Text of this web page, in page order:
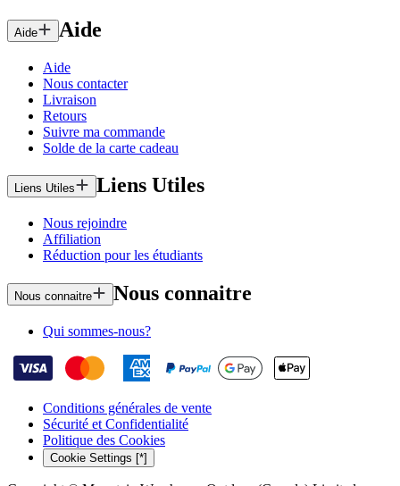
Aide Aide
Aide
Nous contacter
Livraison
Retours
Suivre ma commande
Solde de la carte cadeau
Liens Utiles Liens Utiles
Nous rejoindre
Affiliation
Réduction pour les étudiants
Nous connaitre Nous connaitre
Qui sommes-nous?
Conditions générales de vente
Sécurité et Confidentialité
Politique des Cookies
Cookie Settings [*]